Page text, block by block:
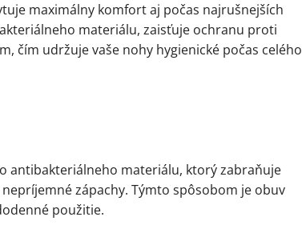
maximálny komfort aj počas najrušnejších
materiálu, zaisťuje ochranu proti
čím udržuje vaše nohy hygienické počas celého
antibakteriálneho materiálu, ktorý zabraňuje
zápachy. Týmto spôsobom je obuv
použitie.